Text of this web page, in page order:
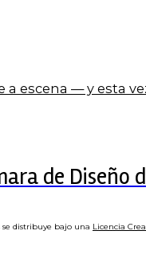
a escena — y esta
de Diseño
se distribuye bajo una Licencia